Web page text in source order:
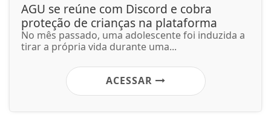
AGU se reúne com Discord e cobra
proteção de crianças na plataforma
No mês passado, uma adolescente foi induzida a
tirar a própria vida durante uma...
ACESSAR